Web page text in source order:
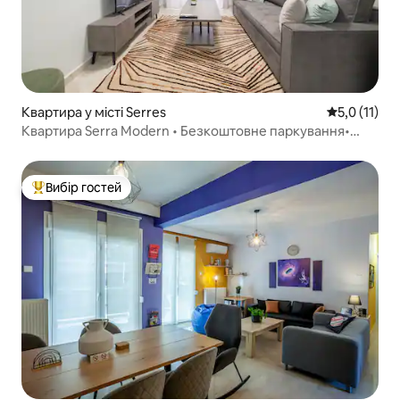
Квартира у місті Serres Середня
5,0 (11)
Квартира Serra Modern • Безкоштовне паркування•
Топ вибір гостей
Вибір гостей